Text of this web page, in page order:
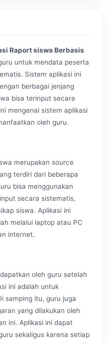
Raport siswa Berbasis
untuk mendata peserta
Sistem aplikasi ini
berbagai jenjang
bisa terinput secara
mengenai sistem aplikasi
oleh guru.
merupakan source
terdiri dari beberapa
bisa menggunakan
secara sistematis,
siswa. Aplikasi ini
melalui laptop atau PC
internet.
oleh guru setelah
ini adalah untuk
samping itu, guru juga
yang dilakukan oleh
ini. Aplikasi ini dapat
sekaligus karena setiap